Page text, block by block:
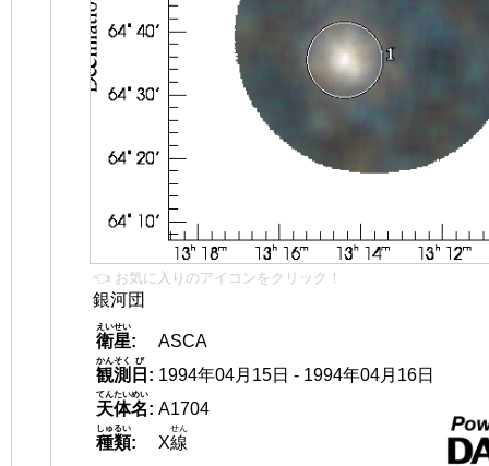
👈 お気に入りのアイコンをクリック！
銀河団
衛星
えいせい
:
ASCA
観測
かんそく
日
び
: 1994年04月15日 - 1994年04月16日
天体名
てんたいめい
: A1704
種類
しゅるい
: X線
せん